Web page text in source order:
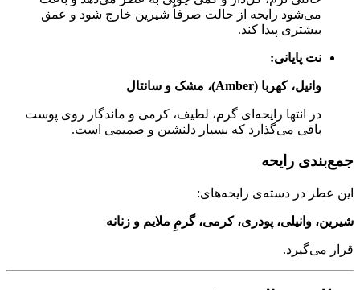
می‌شود رایحه از حالت صرفاً شیرین خارج شود و عمق
بیشتری پیدا کند.
نت پایانی:
وانیل، کهربا (Amber)، مشک و سانتال
در انتها رایحه‌ای گرم، لطیف، کرمی و ماندگار روی پوست
باقی می‌گذارد که بسیار دلنشین و صمیمی است.
جمع‌بندی رایحه
این عطر در دسته‌ی رایحه‌های:
شیرین، وانیلی، پودری، کرمی، گرمِ ملایم و زنانه
قرار می‌گیرد.